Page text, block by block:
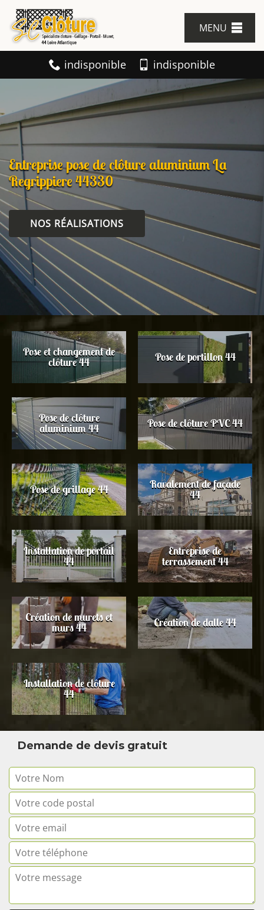
MENU
indisponible indisponible
Entreprise pose de clôture aluminium La
Regrippiere 44330
NOS RÉALISATIONS
Pose et changement de
clôture 44 Pose de portillon 44
Pose de clôture
aluminium 44 Pose de clôture PVC 44
Pose de grillage 44 Ravalement de façade
44
Installation de portail
44
Entreprise de
terrassement 44
Création de murets et
murs 44 Création de dalle 44
Installation de clôture
44
Demande de devis gratuit